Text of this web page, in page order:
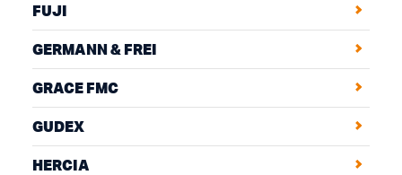
FUJI
GERMANN & FREI
GRACE FMC
GUDEX
HERCIA